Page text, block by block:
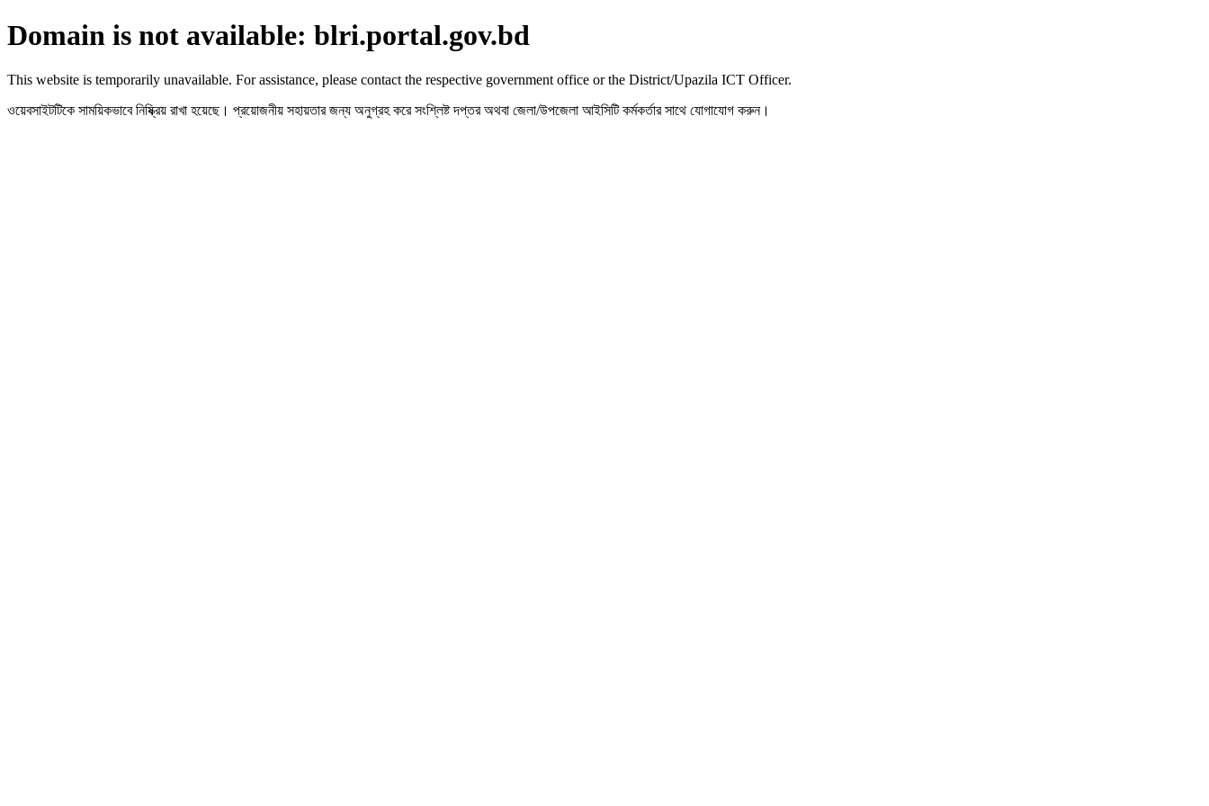
Domain is not available: blri.portal.gov.bd
This website is temporarily unavailable. For assistance, please contact the respective government office or the District/Upazila ICT Officer.
ওয়েবসাইটটিকে সাময়িকভাবে নিষ্ক্রিয় রাখা হয়েছে। প্রয়োজনীয় সহায়তার জন্য অনুগ্রহ করে সংশ্লিষ্ট দপ্তর অথবা জেলা/উপজেলা আইসিটি কর্মকর্তার সাথে যোগাযোগ করুন।